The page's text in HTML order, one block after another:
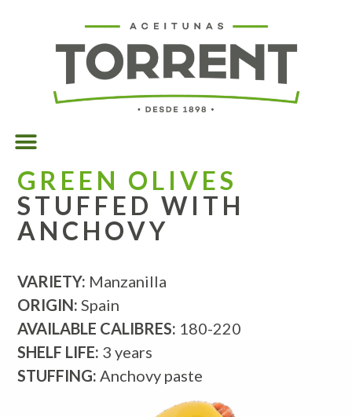
GREEN OLIVES
STUFFED WITH
ANCHOVY
VARIETY: Manzanilla
ORIGIN: Spain
AVAILABLE CALIBRES: 180-220
SHELF LIFE: 3 years
STUFFING: Anchovy paste